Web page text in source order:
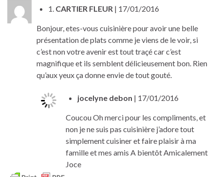
1. CARTIER FLEUR | 17/01/2016
Bonjour, etes-vous cuisinière pour avoir une belle
présentation de plats comme je viens de le voir, si
c’est non votre avenir est tout traçé car c’est
magnifique et ils semblent délicieusement bon. Rien
qu’aux yeux ça donne envie de tout gouté.
jocelyne debon | 17/01/2016
Coucou Oh merci pour les compliments, et
non je ne suis pas cuisinière j’adore tout
simplement cuisiner et faire plaisir à ma
famille et mes amis A bientôt Amicalement
Joce